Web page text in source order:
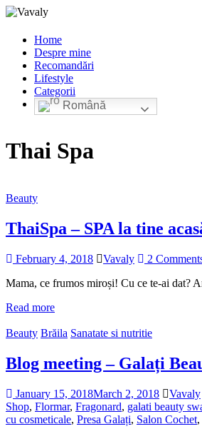
Home
Despre mine
Recomandări
Lifestyle
Categorii
Română
Thai Spa
Beauty
ThaiSpa – SPA la tine
February 4, 2018 Vavaly 2
Mama, ce frumos miroși! Cu ce te-ai dat?
Read more
Beauty Brăila Sanatate si nutritie
Blog meeting – Galați
January 15, 2018March 2, 2018 Vavaly
Shop, Flormar, Fragonard, galati beauty
cu cosmeticale, Presa Galați, Salon Cochet,